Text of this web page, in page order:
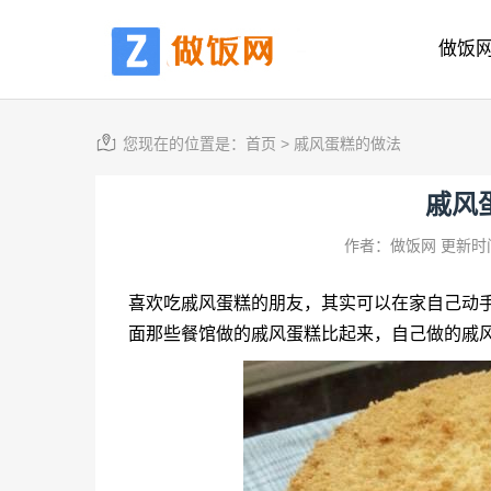
做饭
您现在的位置是： 首页 > 戚风蛋糕的做法
戚风
作者：做饭网 更新
喜欢吃戚风蛋糕的朋友，其实可以在家自己动
面那些餐馆做的戚风蛋糕比起来，自己做的戚